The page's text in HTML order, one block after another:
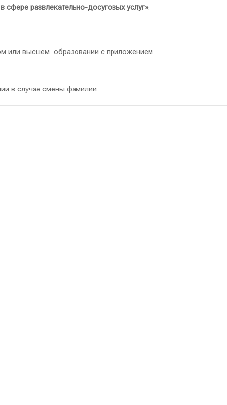
сфере развлекательно-досуговых услуг».
или высшем образовании с приложением
в случае смены фамилии